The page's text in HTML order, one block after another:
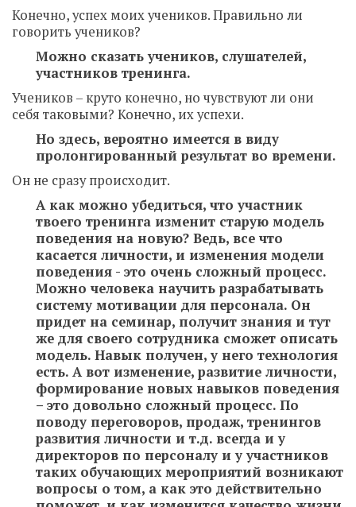
Конечно, успех моих учеников. Правильно ли
говорить учеников?
Можно сказать учеников, слушателей,
участников тренинга.
Учеников – круто конечно, но чувствуют ли они
себя таковыми? Конечно, их успехи.
Но здесь, вероятно имеется в виду
пролонгированный результат во времени.
Он не сразу происходит.
А как можно убедиться, что участник
твоего тренинга изменит старую модель
поведения на новую? Ведь, все что
касается личности, и изменения модели
поведения - это очень сложный процесс.
Можно человека научить разрабатывать
систему мотивации для персонала. Он
придет на семинар, получит знания и тут
же для своего сотрудника сможет описать
модель. Навык получен, у него технология
есть. А вот изменение, развитие личности,
формирование новых навыков поведения
– это довольно сложный процесс. По
поводу переговоров, продаж, тренингов
развития личности и т.д. всегда и у
директоров по персоналу и у участников
таких обучающих мероприятий возникают
вопросы о том, а как это действительно